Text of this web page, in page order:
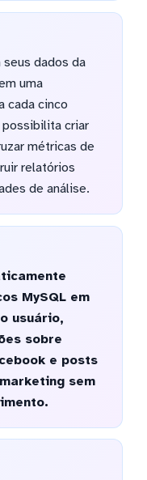
seus dados da
uma
cada cinco
criar
métricas de
relatórios
de análise.
MySQL em
usuário,
sobre
e posts
sem